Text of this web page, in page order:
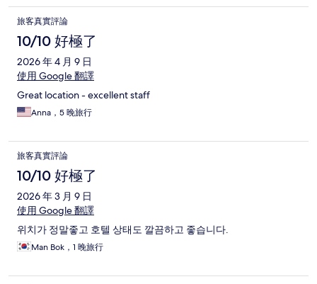
旅客真實評論
10/10 好極了
2026 年 4 月 9 日
使用 Google 翻譯
Great location - excellent staff
Anna，5 晚旅行
旅客真實評論
10/10 好極了
2026 年 3 月 9 日
使用 Google 翻譯
위치가 정말좋고 호텔 상태도 깔끔하고 좋습니다.
Man Bok，1 晚旅行